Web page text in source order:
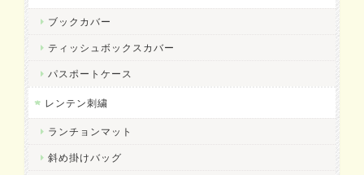
ブックカバー
ティッシュボックスカバー
パスポートケース
レンテン刺繍
ランチョンマット
斜め掛けバッグ